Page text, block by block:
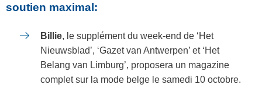
soutien maximal:
Billie, le supplément du week-end de ‘Het
Nieuwsblad’, ‘Gazet van Antwerpen’ et ‘Het
Belang van Limburg’, proposera un magazine
complet sur la mode belge le samedi 10 octobre.